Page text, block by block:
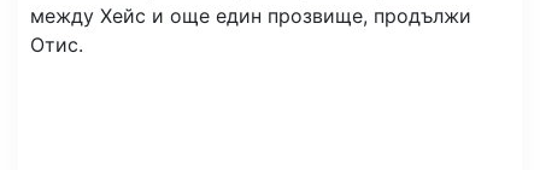
между Хейс и още един прозвище, продължи
Отис.